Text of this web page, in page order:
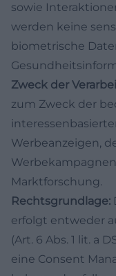
sowie
werden keine
biometrische
Zweck der
zum Zweck der
Werbeanzeigen,
Marktforschung.
Rechtsgrundlage:
erfolgt entweder
(Art. 6 Abs. 1 lit. a
eine Consent